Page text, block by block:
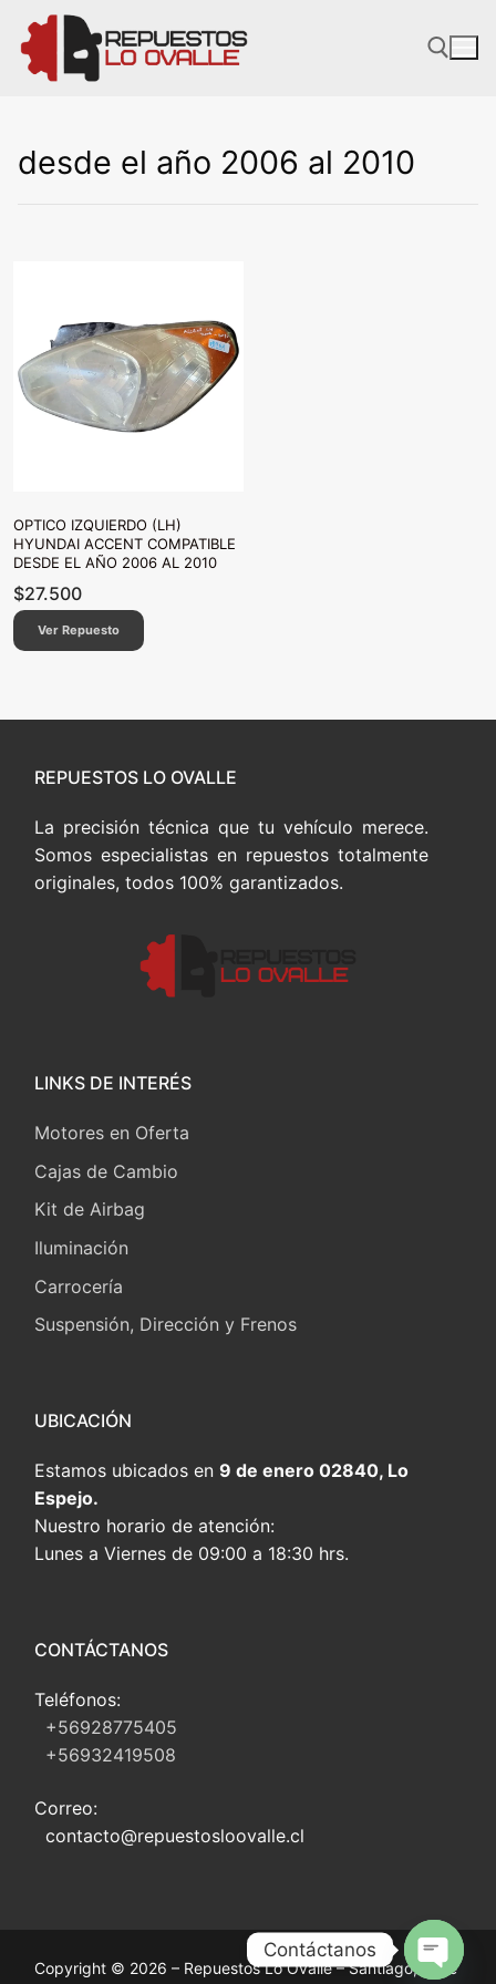
contenido
desde el año 2006 al 2010
OPTICO IZQUIERDO (LH)
HYUNDAI ACCENT COMPATIBLE
DESDE EL AÑO 2006 AL 2010
$27.500
Ver Repuesto
REPUESTOS LO OVALLE
La precisión técnica que tu vehículo merece.
Somos especialistas en repuestos totalmente
originales, todos 100% garantizados.
LINKS DE INTERÉS
Motores en Oferta
Cajas de Cambio
Kit de Airbag
Iluminación
Carrocería
Suspensión, Dirección y Frenos
UBICACIÓN
Estamos ubicados en 9 de enero 02840, Lo
Espejo.
Nuestro horario de atención:
Lunes a Viernes de 09:00 a 18:30 hrs.
CONTÁCTANOS
Teléfonos:
+56928775405
+56932419508
Correo:
contacto@repuestosloovalle.cl
Copyright © 2026 – Repuestos Lo Ovalle – Santiago, Chile
Contáctanos